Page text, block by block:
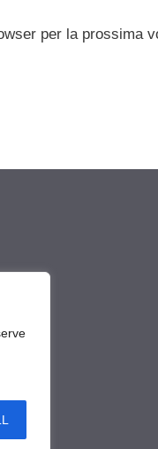
per la prossima